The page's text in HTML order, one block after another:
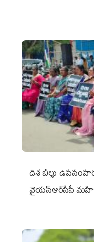
దిశ బిల్లు
వైయ‌స్ఆర్‌సీపీ